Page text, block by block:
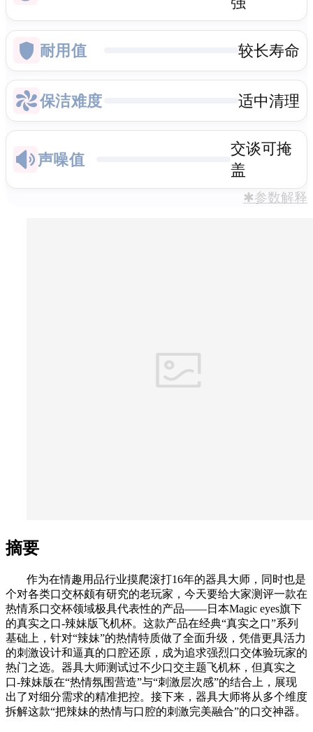
耐用值 较长寿命
保洁难度 适中清理
声噪值
交谈可掩
盖
✱参数解释
摘要
作为在情趣用品行业摸爬滚打16年的器具大师，同时也是
个对各类口交杯颇有研究的老玩家，今天要给大家测评一款在
热情系口交杯领域极具代表性的产品——日本Magic eyes旗下
的真实之口-辣妹版飞机杯。这款产品在经典“真实之口”系列
基础上，针对“辣妹”的热情特质做了全面升级，凭借更具活力
的刺激设计和逼真的口腔还原，成为追求强烈口交体验玩家的
热门之选。器具大师测试过不少口交主题飞机杯，但真实之
口-辣妹版在“热情氛围营造”与“刺激层次感”的结合上，展现
出了对细分需求的精准把控。接下来，器具大师将从多个维度
拆解这款“把辣妹的热情与口腔的刺激完美融合”的口交神器。